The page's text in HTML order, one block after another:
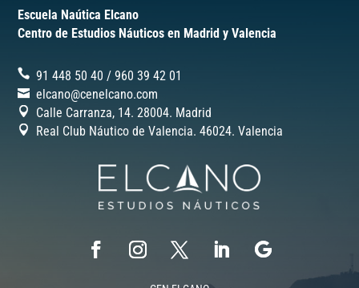
Escuela Naútica Elcano
Centro de Estudios Náuticos en Madrid y Valencia
91 448 50 40 /‎960 39 42 01
elcano@cenelcano.com
Calle Carranza, 14. 28004. Madrid
Real Club Náutico de Valencia. 46024. Valencia